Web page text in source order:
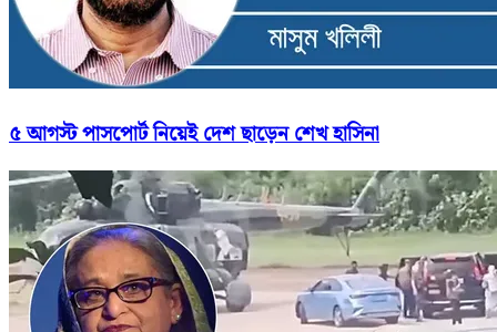
৫ আগস্ট পাসপোর্ট নিয়েই দেশ ছাড়েন শেখ হাসিনা